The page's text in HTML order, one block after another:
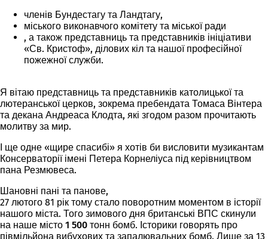
членів Бундестагу та Ландтагу,
міського виконавчого комітету та міської ради
, а також представниць та представників ініціативи
«Св. Кристоф», ділових кіл та нашої професійної
пожежної служби.
Я вітаю представниць та представників католицької та
лютеранської церков, зокрема пребендата Томаса Вінтера
та декана Андреаса Клодта, які згодом разом прочитають
молитву за мир.
І ще одне «щире спасибі» я хотів би висловити музикантам
Консерваторії імені Петера Корнеліуса під керівництвом
пана Резмювеса.
Шановні пані та панове,
27 лютого 81 рік тому стало поворотним моментом в історії
нашого міста. Того зимового дня британські ВПС скинули
на наше місто 1 500 тонн бомб. Історики говорять про
півмільйона вибухових та запалювальних бомб. Лише за 13